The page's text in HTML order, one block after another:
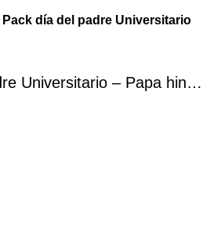
Pack día del padre Universitario
Pack día del padre Universitario – Papa hincha